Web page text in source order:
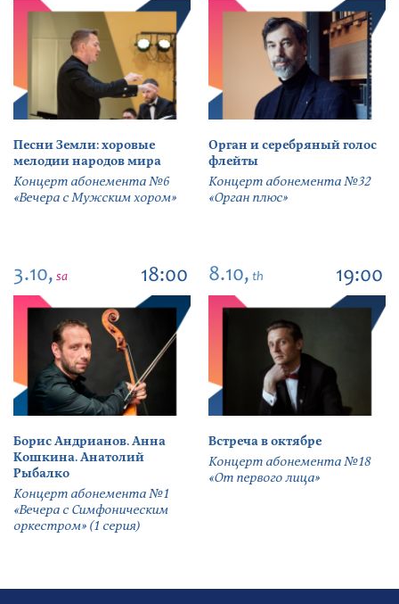
Песни Земли: хоровые
мелодии народов мира
Концерт абонемента №6
«Вечера с Мужским хором»
Орган и серебряный голос
флейты
Концерт абонемента №32
«Орган плюс»
3.10, sa 18:00
Борис Андрианов. Анна
Кошкина. Анатолий
Рыбалко
Концерт абонемента №1
«Вечера с Симфоническим
оркестром» (1 серия)
8.10, th 19:00
Встреча в октябре
Концерт абонемента №18
«От первого лица»